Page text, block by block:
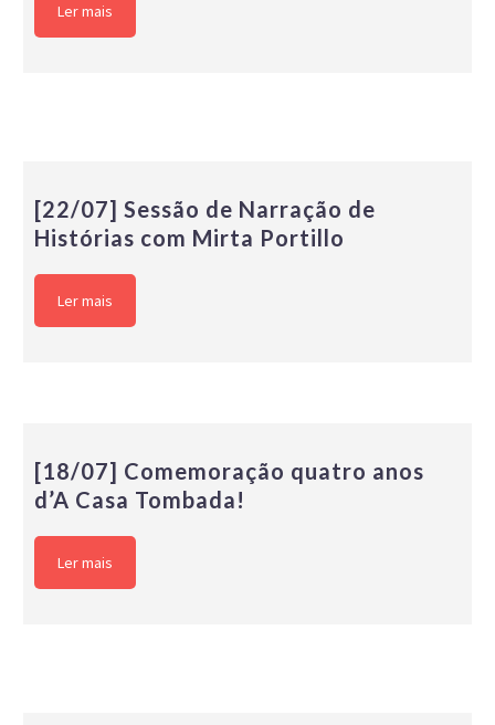
Ler mais
[22/07] Sessão de Narração de
Histórias com Mirta Portillo
Ler mais
[18/07] Comemoração quatro anos
d’A Casa Tombada!
Ler mais